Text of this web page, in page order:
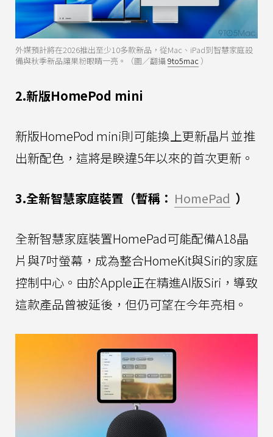
外媒預計將在2026推出至少10多款新品，從Mac、iPad到智慧家庭設
備與秋季新品讓果粉眼睛一亮。（圖／翻攝9to5mac ）
2.新版HomePod mini
新版HomePod mini則可能換上更新晶片並推
出新配色，這將是睽違5年以來的首次更新。
3.全新智慧家庭裝置（暫稱： HomePad ）
全新智慧家庭裝置HomePad可能配備A18晶
片與7吋螢幕，成為整合HomeKit與Siri的家庭
控制中心。由於Apple正在精進AI版Siri，導致
這款產品曾被延後，但仍可望在今年亮相。